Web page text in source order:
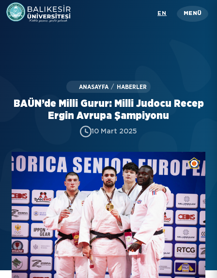
Skip
to
EN MENÜ
ANASAYFA / HABERLER
BAÜN’de Milli Gurur: Milli Judocu Recep
Ergin Avrupa Şampiyonu
10 Mart 2025
İletişim
KISAYOLLAR
EBYS
İletişim
Bilgi Paketi / Ders Kataloğu